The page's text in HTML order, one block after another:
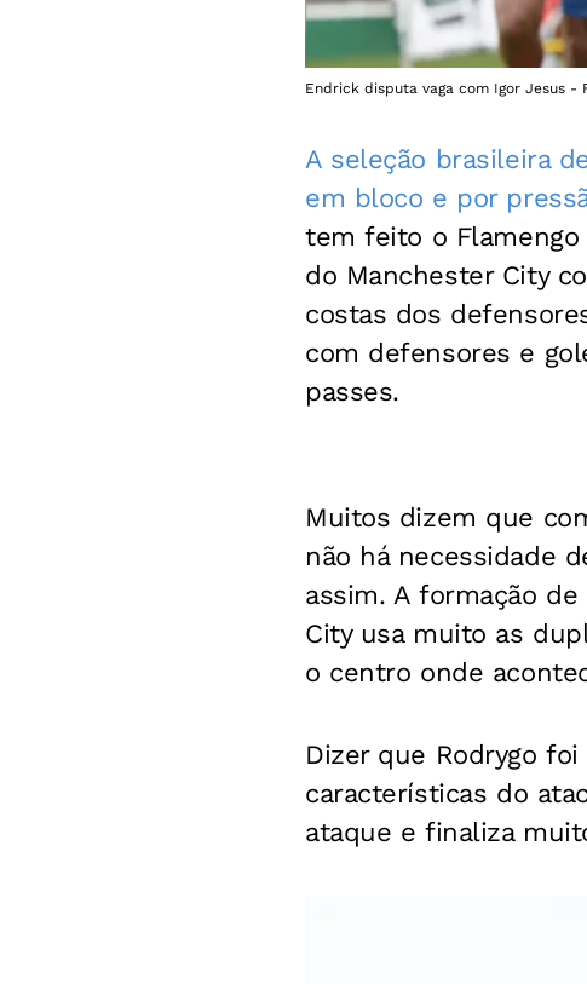
Endrick disputa vaga com Igor Jesus -
A seleção brasileira
em bloco e por
tem feito o Flamengo
do Manchester City
costas dos
com defensores e
passes.
Muitos dizem que
não há necessidade
assim. A formação
City usa muito as
o centro onde
Dizer que Rodrygo
características do
ataque e finaliza